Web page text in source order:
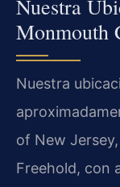
Nuestra
Monmouth
Nuestra
of New
Freehold, con